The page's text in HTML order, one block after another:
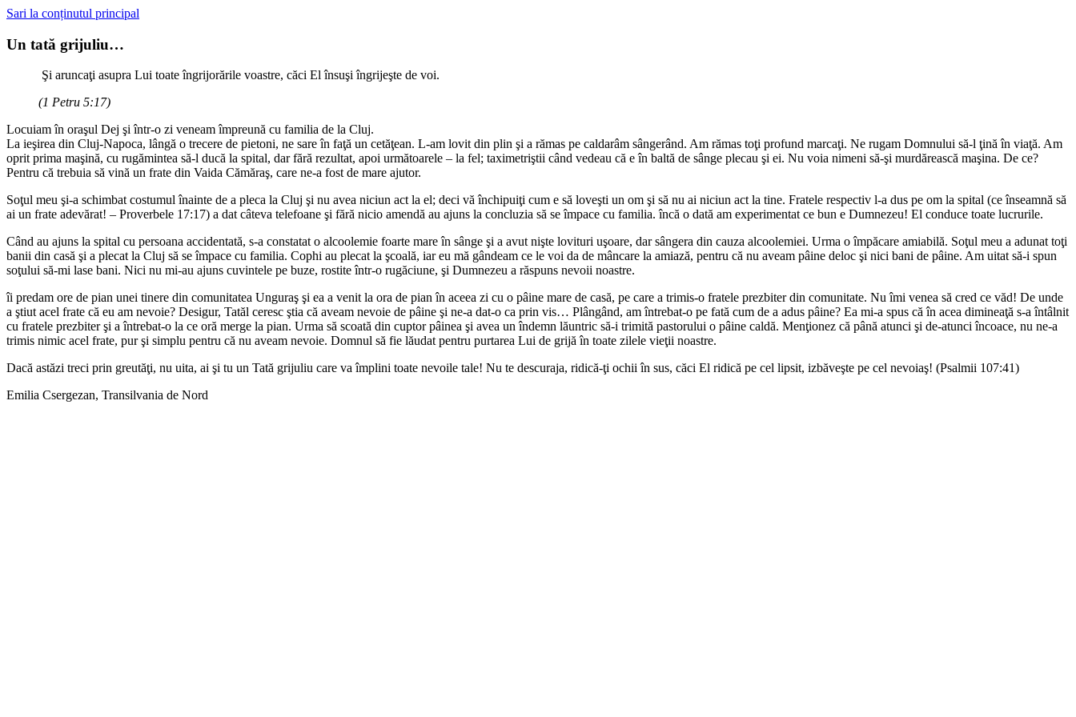
Sari la conținutul principal
Un tată grijuliu…
Şi aruncaţi asupra Lui toate îngrijorările voastre, căci El însuşi îngrijeşte de voi.
(1 Petru 5:17)
Locuiam în oraşul Dej şi într-o zi veneam împreună cu familia de la Cluj.
La ieşirea din Cluj-Napoca, lângă o trecere de pietoni, ne sare în faţă un cetăţean. L-am lovit din plin şi a rămas pe caldarâm sângerând. Am rămas toţi profund marcaţi. Ne rugam Domnului să-l ţină în viaţă. Am
oprit prima maşină, cu rugămintea să-l ducă la spital, dar fără rezultat, apoi următoarele – la fel; taximetriştii când vedeau că e în baltă de sânge plecau şi ei. Nu voia nimeni să-şi murdărească maşina. De ce?
Pentru că trebuia să vină un frate din Vaida Cămăraş, care ne-a fost de mare ajutor.
Soţul meu şi-a schimbat costumul înainte de a pleca la Cluj şi nu avea niciun act la el; deci vă închipuiţi cum e să loveşti un om şi să nu ai niciun act la tine. Fratele respectiv l-a dus pe om la spital (ce înseamnă să
ai un frate adevărat! – Proverbele 17:17) a dat câteva telefoane şi fără nicio amendă au ajuns la concluzia să se împace cu familia. încă o dată am experimentat ce bun e Dumnezeu! El conduce toate lucrurile.
Când au ajuns la spital cu persoana accidentată, s-a constatat o alcoolemie foarte mare în sânge şi a avut nişte lovituri uşoare, dar sângera din cauza alcoolemiei. Urma o împăcare amiabilă. Soţul meu a adunat toţi
banii din casă şi a plecat la Cluj să se împace cu familia. Cophi au plecat la şcoală, iar eu mă gândeam ce le voi da de mâncare la amiază, pentru că nu aveam pâine deloc şi nici bani de pâine. Am uitat să-i spun
soţului să-mi lase bani. Nici nu mi-au ajuns cuvintele pe buze, rostite într-o rugăciune, şi Dumnezeu a răspuns nevoii noastre.
îi predam ore de pian unei tinere din comunitatea Unguraş şi ea a venit la ora de pian în aceea zi cu o pâine mare de casă, pe care a trimis-o fratele prezbiter din comunitate. Nu îmi venea să cred ce văd! De unde
a ştiut acel frate că eu am nevoie? Desigur, Tatăl ceresc ştia că aveam nevoie de pâine şi ne-a dat-o ca prin vis… Plângând, am întrebat-o pe fată cum de a adus pâine? Ea mi-a spus că în acea dimineaţă s-a întâlnit
cu fratele prezbiter şi a întrebat-o la ce oră merge la pian. Urma să scoată din cuptor pâinea şi avea un îndemn lăuntric să-i trimită pastorului o pâine caldă. Menţionez că până atunci şi de-atunci încoace, nu ne-a
trimis nimic acel frate, pur şi simplu pentru că nu aveam nevoie. Domnul să fie lăudat pentru purtarea Lui de grijă în toate zilele vieţii noastre.
Dacă astăzi treci prin greutăţi, nu uita, ai şi tu un Tată grijuliu care va împlini toate nevoile tale! Nu te descuraja, ridică-ţi ochii în sus, căci El ridică pe cel lipsit, izbăveşte pe cel nevoiaş! (Psalmii 107:41)
Emilia Csergezan, Transilvania de Nord